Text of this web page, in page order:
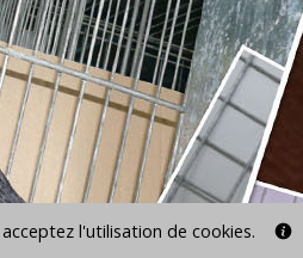
l'utilisation de cookies.